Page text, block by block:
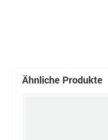
Ähnliche Produkte